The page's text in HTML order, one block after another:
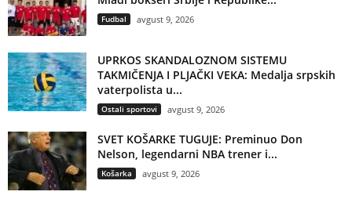
Fudbal avgust 9, 2026
UPRKOS SKANDALOZNOM SISTEMU
TAKMIČENJA I PLJAČKI VEKA: Medalja srpskih
vaterpolista u...
Ostali sportovi avgust 9, 2026
SVET KOŠARKE TUGUJE: Preminuo Don
Nelson, legendarni NBA trener i...
Košarka avgust 9, 2026